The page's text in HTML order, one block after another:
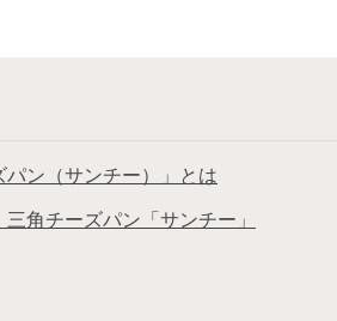
ン（サンチー）」とは
角チーズパン「サンチー」